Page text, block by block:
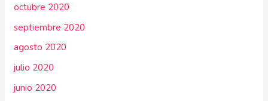
octubre 2020
septiembre 2020
agosto 2020
julio 2020
junio 2020